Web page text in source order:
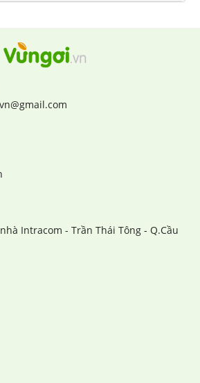
Intracom - Trần Thái Tông - Q.Cầu